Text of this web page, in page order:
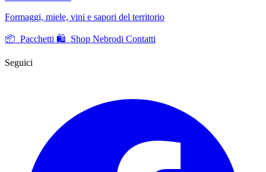
Formaggi, miele, vini e sapori del territorio
📦 Pacchetti 🛍️ Shop Nebrodi Contatti
Seguici